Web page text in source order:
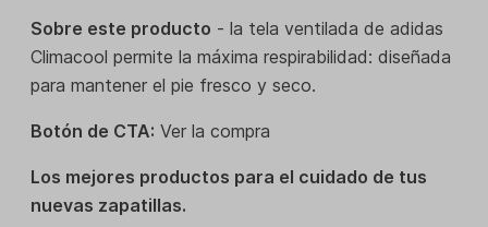
Sobre este producto - la tela ventilada de adidas
Climacool permite la máxima respirabilidad: diseñada
para mantener el pie fresco y seco.
Botón de CTA: Ver la compra
Los mejores productos para el cuidado de tus
nuevas zapatillas.